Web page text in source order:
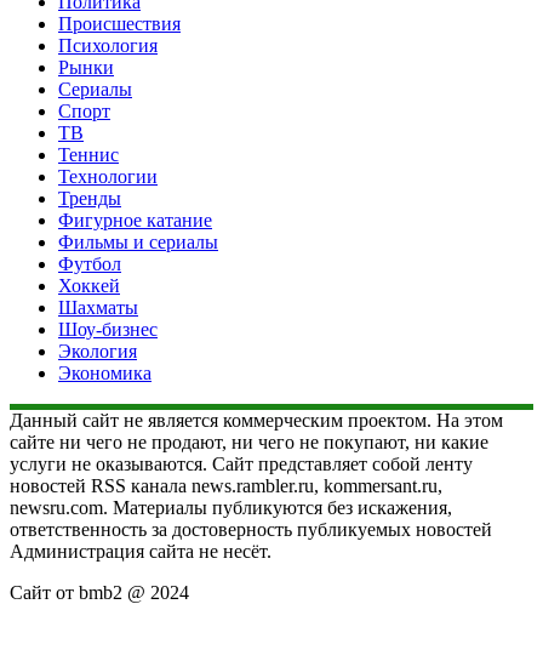
Происшествия
Психология
Рынки
Сериалы
Спорт
ТВ
Теннис
Технологии
Тренды
Фигурное катание
Фильмы и сериалы
Футбол
Хоккей
Шахматы
Шоу-бизнес
Экология
Экономика
Данный сайт не является коммерческим проектом. На этом
сайте ни чего не продают, ни чего не покупают, ни какие
услуги не оказываются. Сайт представляет собой ленту
новостей RSS канала news.rambler.ru, kommersant.ru,
newsru.com. Материалы публикуются без искажения,
ответственность за достоверность публикуемых новостей
Администрация сайта не несёт.
Сайт от bmb2 @ 2024